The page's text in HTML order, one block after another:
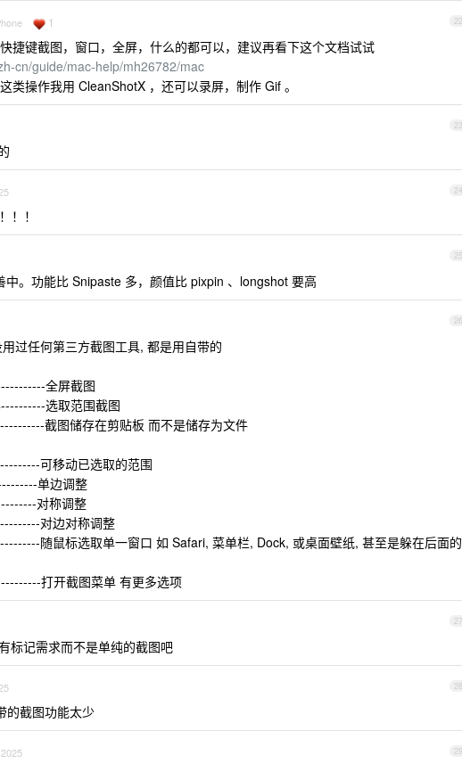
22
1
捷键截图，窗口，全屏，什么的都可以，建议再看下这个文档试试
cn/guide/mac-help/mh26782/mac
类操作我用 CleanShotX ，还可以录屏，制作 Gif 。
23
24
！！
25
中。功能比 Snipaste 多，颜值比 pixpin 、longshot 要高
26
过任何第三方截图工具, 都是用自带的
全屏截图
选取范围截图
截图储存在剪贴板 而不是储存为文件
可移动已选取的范围
单边调整
对称调整
对边对称调整
随鼠标选取单一窗口 如 Safari, 菜单栏, Dock, 或桌面壁纸, 甚至是躲在后面的
打开截图菜单 有更多选项
27
标记需求而不是单纯的截图吧
28
的截图功能太少
29